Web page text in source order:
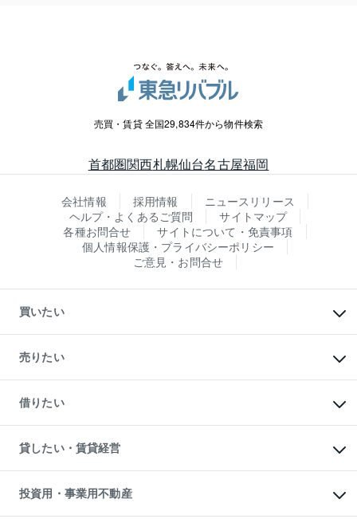
売買・賃貸 全国29,834件から物件検索
首都圏関西札幌仙台名古屋福岡
会社情報 採用情報
ニュースリリース
ヘルプ・よくあるご質問
サイトマップ
各種お問合せ
サイトについて・免責事項
個人情報保護・プライバシーポリシー
ご意見・お問合せ
買いたい
新築・分譲マンションの購入
中古マンションの購入
一戸建ての購入
中古一戸建ての購入
不動産購入の流れ
注目キーワード物件特集
購入ガイド
English 繁体中文簡体中文
売りたい
一戸建ての売却・査定
土地の売却・査定
スピードAI査定
不動産査定について
不動産売却の流れ
不動産買換えの流れ
売却ガイド
借りたい
オフィス・店舗の賃貸
借りるときの流れ
借りるガイド
貸したい・賃貸経営
マンション賃料データ
賃貸管理プラン
リロケーションについて
投資用・事業用不動産